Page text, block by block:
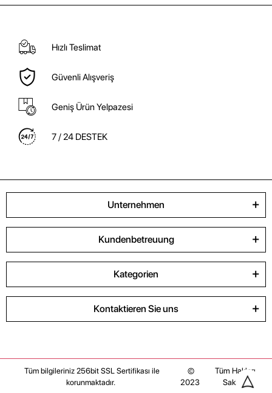
Hızlı Teslimat
Güvenli Alışveriş
Geniş Ürün Yelpazesi
7 / 24 DESTEK
Unternehmen
Kundenbetreuung
Kategorien
Kontaktieren Sie uns
Tüm bilgileriniz 256bit SSL Sertifikası ile
korunmaktadır.
©
2023
Tüm Hakları
Saklıdır